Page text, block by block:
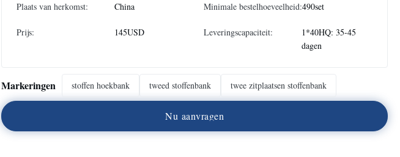
Plaats van herkomst: China Minimale bestelhoeveelheid:490set
Prijs: 145USD Leveringscapaciteit:
1*40HQ: 35-45
dagen
Markeringen stoffen hoekbank tweed stoffenbank twee zitplaatsen stoffenbank
Nu aanvragen